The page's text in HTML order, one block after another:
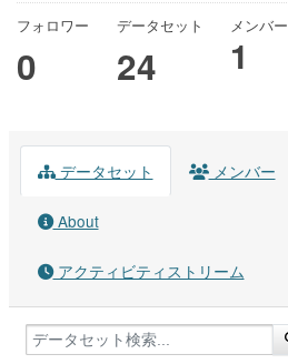
フォロワー
0
データセット
24
メンバー
1
データセット メンバー
About
アクティビティストリーム